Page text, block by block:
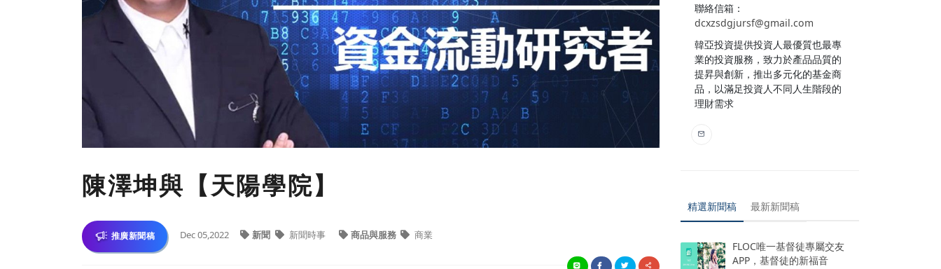
陳澤坤與【天陽學院】
推廣新聞稿 Dec 05,2022 新聞 新聞時事 商品與服務 商業
聯絡信箱：
dcxzsdgjursf@gmail.com
韓亞投資提供投資人最優質也最專
業的投資服務，致力於產品品質的
提昇與創新，推出多元化的基金商
品，以滿足投資人不同人生階段的
理財需求
精選新聞稿 最新新聞稿
FLOC唯一基督徒專屬交友
APP，基督徒的新福音